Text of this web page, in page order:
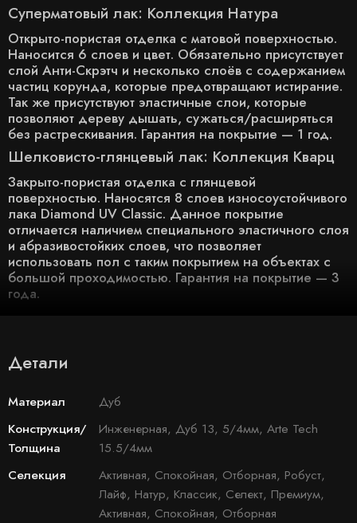
Суперматовый лак: Коллекция Натура
Открыто-пористая отделка с матовой поверхностью.
Наносится 6 слоев и цвет. Обязательно присутствует
слой Анти-Скрэтч и несколько слоёв с содержанием
частиц корунда, которые предотвращают истирание.
Так же присутствуют эластичные слои, которые
позволяют дереву дышать, сужаться/расширяться
без растрескивания. Гарантия на покрытие — 1 год.
Шелковисто-глянцевый лак: Коллекция Кварц
Закрыто-пористая отделка с глянцевой
поверхностью. Наносятся 8 слоев износоустойчивого
лака Diamond UV Classic. Данное покрытие
отличается наличием специального эластичного слоя
и абразивостойких слоев, что позволяет
использовать пол с таким покрытием на объектах с
большой проходимостью. Гарантия на покрытие — 3
года.
Детали
Материал
Дуб
Конструкция/
Толщина
Инженерная, Дуб 13, 5/4мм, Arte Tech
15.5/4мм
Селекция
Активная, Спокойная, Отборная, Робуст,
Лайф, Натур, Классик, Селект, Премиум,
Активная, Спокойная, Отборная